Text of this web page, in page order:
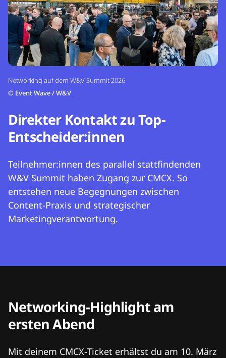
Networking auf dem W&V Summit 2026
© Event Wave / W&V
Direkter Kontakt zu Top-
Entscheider:innen
Teilnehmer:innen des parallel stattfindenden
W&V Summit haben Zugang zur CMCX. So
entstehen neue Begegnungen zwischen
Content-Praxis und strategischer
Marketingverantwortung.
Networking-Highlight am
ersten Abend
Mit deinem CMCX-Ticket erhältst du am 10. März